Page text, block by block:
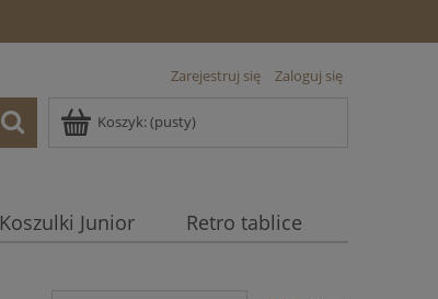
Zarejestruj się Zaloguj się
Koszyk:(pusty)
Koszulki Junior Retro tablice